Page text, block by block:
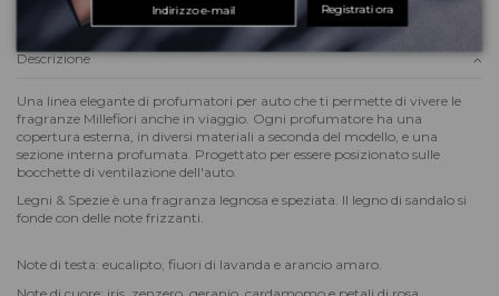
Descrizione
Una linea elegante di profumatori per auto che ti permette di vivere le
fragranze Millefiori anche in viaggio. Ogni profumatore ha una
copertura esterna, in diversi materiali a seconda del modello, e una
sezione interna profumata. Progettato per essere posizionato sulle
bocchette di ventilazione dell'auto.
Legni & Spezie è una fragranza legnosa e speziata. Il legno di sandalo si
fonde con delle note frizzanti.
Note di testa: eucalipto, fiuori di lavanda e arancio amaro.
Registrati ora